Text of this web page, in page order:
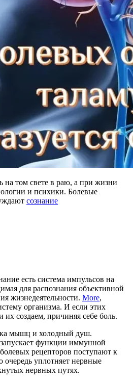
на том свете в раю, а при жизни
и психики. Болевые
сознание
есть система импульсов на
для распознания объективной
жизнедеятельности. More,
организма. И если этих
создаем, причиняя себе боль.
мышц и холодный душ.
функции иммунной
рецепторов поступают к
очередь уплотняет нервные
нервных путях.